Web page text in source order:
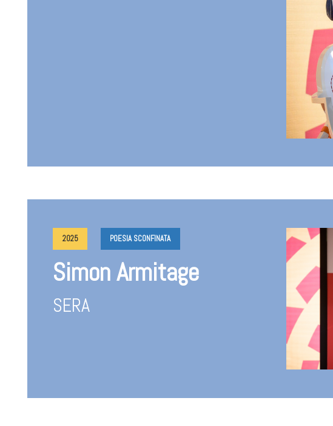
2025 POESIA SCONFINATA
Simon Armitage
SERA